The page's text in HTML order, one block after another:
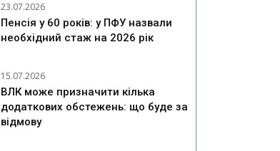
23.07.2026
Пенсія у 60 років: у ПФУ назвали
необхідний стаж на 2026 рік
15.07.2026
ВЛК може призначити кілька
додаткових обстежень: що буде за
відмову